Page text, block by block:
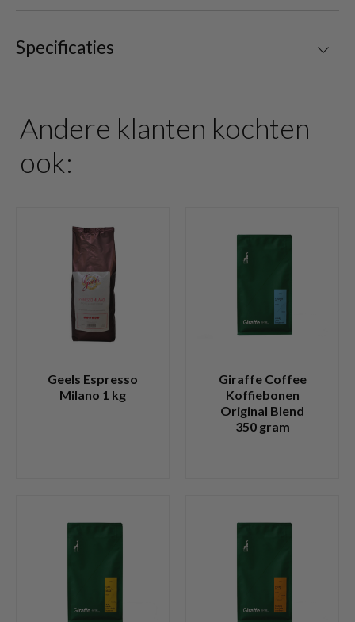
Specificaties
Andere klanten kochten
ook:
Geels Espresso
Milano 1 kg
Giraffe Coffee
Koffiebonen
Original Blend
350 gram